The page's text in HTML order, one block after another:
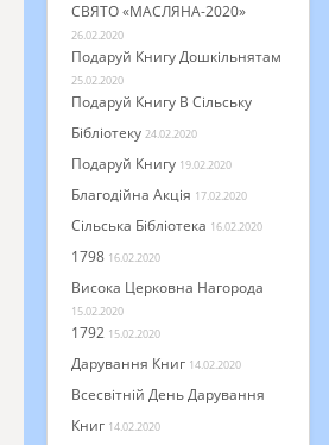
СВЯТО «МАСЛЯНА-2020»
26.02.2020
Подаруй Книгу Дошкільнятам
25.02.2020
Подаруй Книгу В Сільську
Бібліотеку 24.02.2020
Подаруй Книгу 19.02.2020
Благодійна Акція 17.02.2020
Сільська Бібліотека 16.02.2020
1798 16.02.2020
Висока Церковна Нагорода
15.02.2020
1792 15.02.2020
Дарування Книг 14.02.2020
Всесвітній День Дарування
Книг 14.02.2020